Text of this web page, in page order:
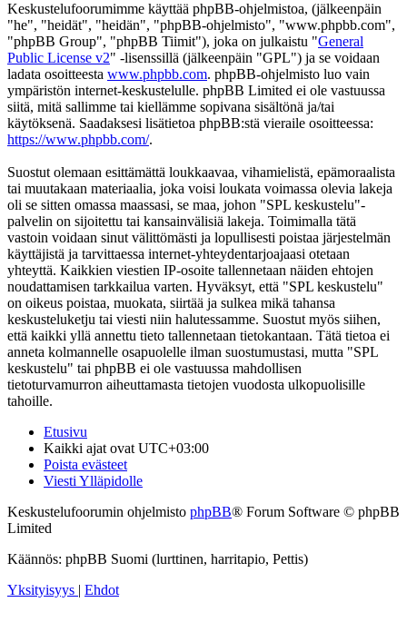
Keskustelufoorumimme käyttää phpBB-ohjelmistoa, (jälkeenpäin
"he", "heidät", "heidän", "phpBB-ohjelmisto", "www.phpbb.com",
"phpBB Group", "phpBB Tiimit"), joka on julkaistu "General
Public License v2" -lisenssillä (jälkeenpäin "GPL") ja se voidaan
ladata osoitteesta www.phpbb.com. phpBB-ohjelmisto luo vain
ympäristön internet-keskustelulle. phpBB Limited ei ole vastuussa
siitä, mitä sallimme tai kiellämme sopivana sisältönä ja/tai
käytöksenä. Saadaksesi lisätietoa phpBB:stä vieraile osoitteessa:
https://www.phpbb.com/.
Suostut olemaan esittämättä loukkaavaa, vihamielistä, epämoraalista
tai muutakaan materiaalia, joka voisi loukata voimassa olevia lakeja
oli se sitten omassa maassasi, se maa, johon "SPL keskustelu"-
palvelin on sijoitettu tai kansainvälisiä lakeja. Toimimalla tätä
vastoin voidaan sinut välittömästi ja lopullisesti poistaa järjestelmän
käyttäjistä ja tarvittaessa internet-yhteydentarjoajaasi otetaan
yhteyttä. Kaikkien viestien IP-osoite tallennetaan näiden ehtojen
noudattamisen tarkkailua varten. Hyväksyt, että "SPL keskustelu"
on oikeus poistaa, muokata, siirtää ja sulkea mikä tahansa
keskusteluketju tai viesti niin halutessamme. Suostut myös siihen,
että kaikki yllä annettu tieto tallennetaan tietokantaan. Tätä tietoa ei
anneta kolmannelle osapuolelle ilman suostumustasi, mutta "SPL
keskustelu" tai phpBB ei ole vastuussa mahdollisen
tietoturvamurron aiheuttamasta tietojen vuodosta ulkopuolisille
tahoille.
Etusivu
Kaikki ajat ovat UTC+03:00
Poista evästeet
Viesti Ylläpidolle
Keskustelufoorumin ohjelmisto phpBB® Forum Software © phpBB
Limited
Käännös: phpBB Suomi (lurttinen, harritapio, Pettis)
Yksityisyys | Ehdot